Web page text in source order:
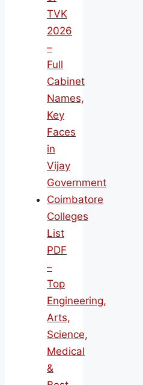
TVK
2026
–
Full
Cabinet
Names,
Key
Faces
in
Vijay
Government
Coimbatore
Colleges
List
PDF
–
Top
Engineering,
Arts,
Science,
Medical
&